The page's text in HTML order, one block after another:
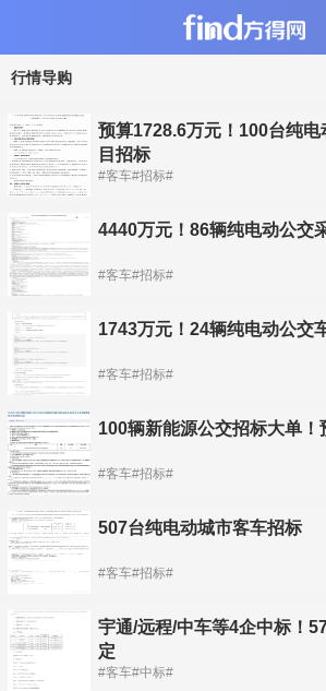
行情导购
预算1728.6万元！100台纯
目招标
#客车#招标#
4440万元！86辆纯电动公交
#客车#招标#
1743万元！24辆纯电动公交
#客车#招标#
100辆新能源公交招标大单！
#客车#招标#
507台纯电动城市客车招标
#客车#招标#
宇通/远程/中车等4企中标！
定
#客车#中标#